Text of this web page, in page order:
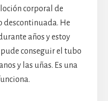
corporal de
descontinuada. He
años y estoy
conseguir el tubo
y las uñas. Es una